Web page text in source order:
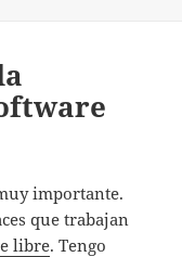
importante.
que trabajan
libre. Tengo